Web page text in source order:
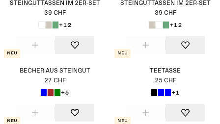
STEINGUTTASSEN IM 2ER-SET
39 CHF
+12
STEINGUTTASSEN IM 2ER-SET
39 CHF
+12
Neu
BECHER AUS STEINGUT
27 CHF
+5
Neu
TEETASSE
25 CHF
+1
Neu Neu